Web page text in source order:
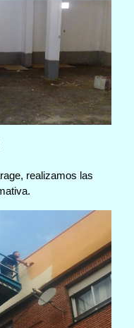
realizamos las